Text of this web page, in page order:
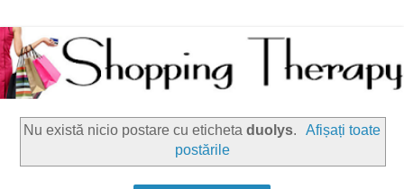
Nu există nicio postare cu eticheta duolys.
Afișați toate
postările